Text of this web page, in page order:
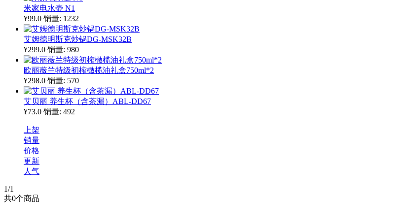
米家电水壶 N1
¥99.0 销量: 1232
艾姆德明斯克炒锅DG-MSK32B
¥299.0 销量: 980
欧丽薇兰特级初榨橄榄油礼盒750ml*2
¥298.0 销量: 570
艾贝丽 养生杯（含茶漏）ABL-DD67
¥73.0 销量: 492
上架
销量
价格
更新
人气
1/1
共0个商品